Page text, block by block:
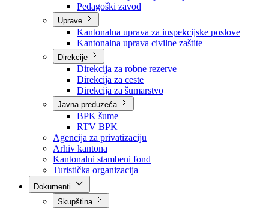
Zavod zdravstvenog osiguranja
Zavod za javno zdravstvo
Zavod za besplatnu pravnu pomoć
Pedagoški zavod
Uprave
Kantonalna uprava za inspekcijske poslove
Kantonalna uprava civilne zaštite
Direkcije
Direkcija za robne rezerve
Direkcija za ceste
Direkcija za šumarstvo
Javna preduzeća
BPK šume
RTV BPK
Agencija za privatizaciju
Arhiv kantona
Kantonalni stambeni fond
Turistička organizacija